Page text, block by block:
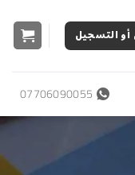
التسجيل
07706090055